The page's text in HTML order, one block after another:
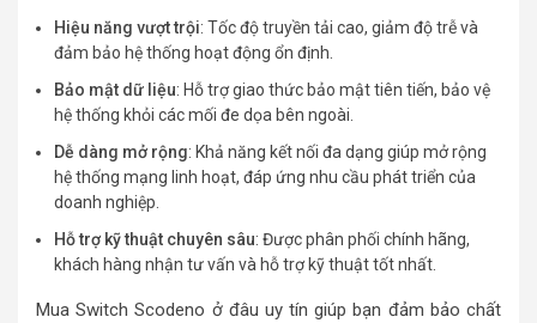
Hiệu năng vượt trội: Tốc độ truyền tải cao, giảm độ trễ và
đảm bảo hệ thống hoạt động ổn định.
Bảo mật dữ liệu: Hỗ trợ giao thức bảo mật tiên tiến, bảo vệ
hệ thống khỏi các mối đe dọa bên ngoài.
Dễ dàng mở rộng: Khả năng kết nối đa dạng giúp mở rộng
hệ thống mạng linh hoạt, đáp ứng nhu cầu phát triển của
doanh nghiệp.
Hỗ trợ kỹ thuật chuyên sâu: Được phân phối chính hãng,
khách hàng nhận tư vấn và hỗ trợ kỹ thuật tốt nhất.
Mua Switch Scodeno ở đâu uy tín giúp bạn đảm bảo chất